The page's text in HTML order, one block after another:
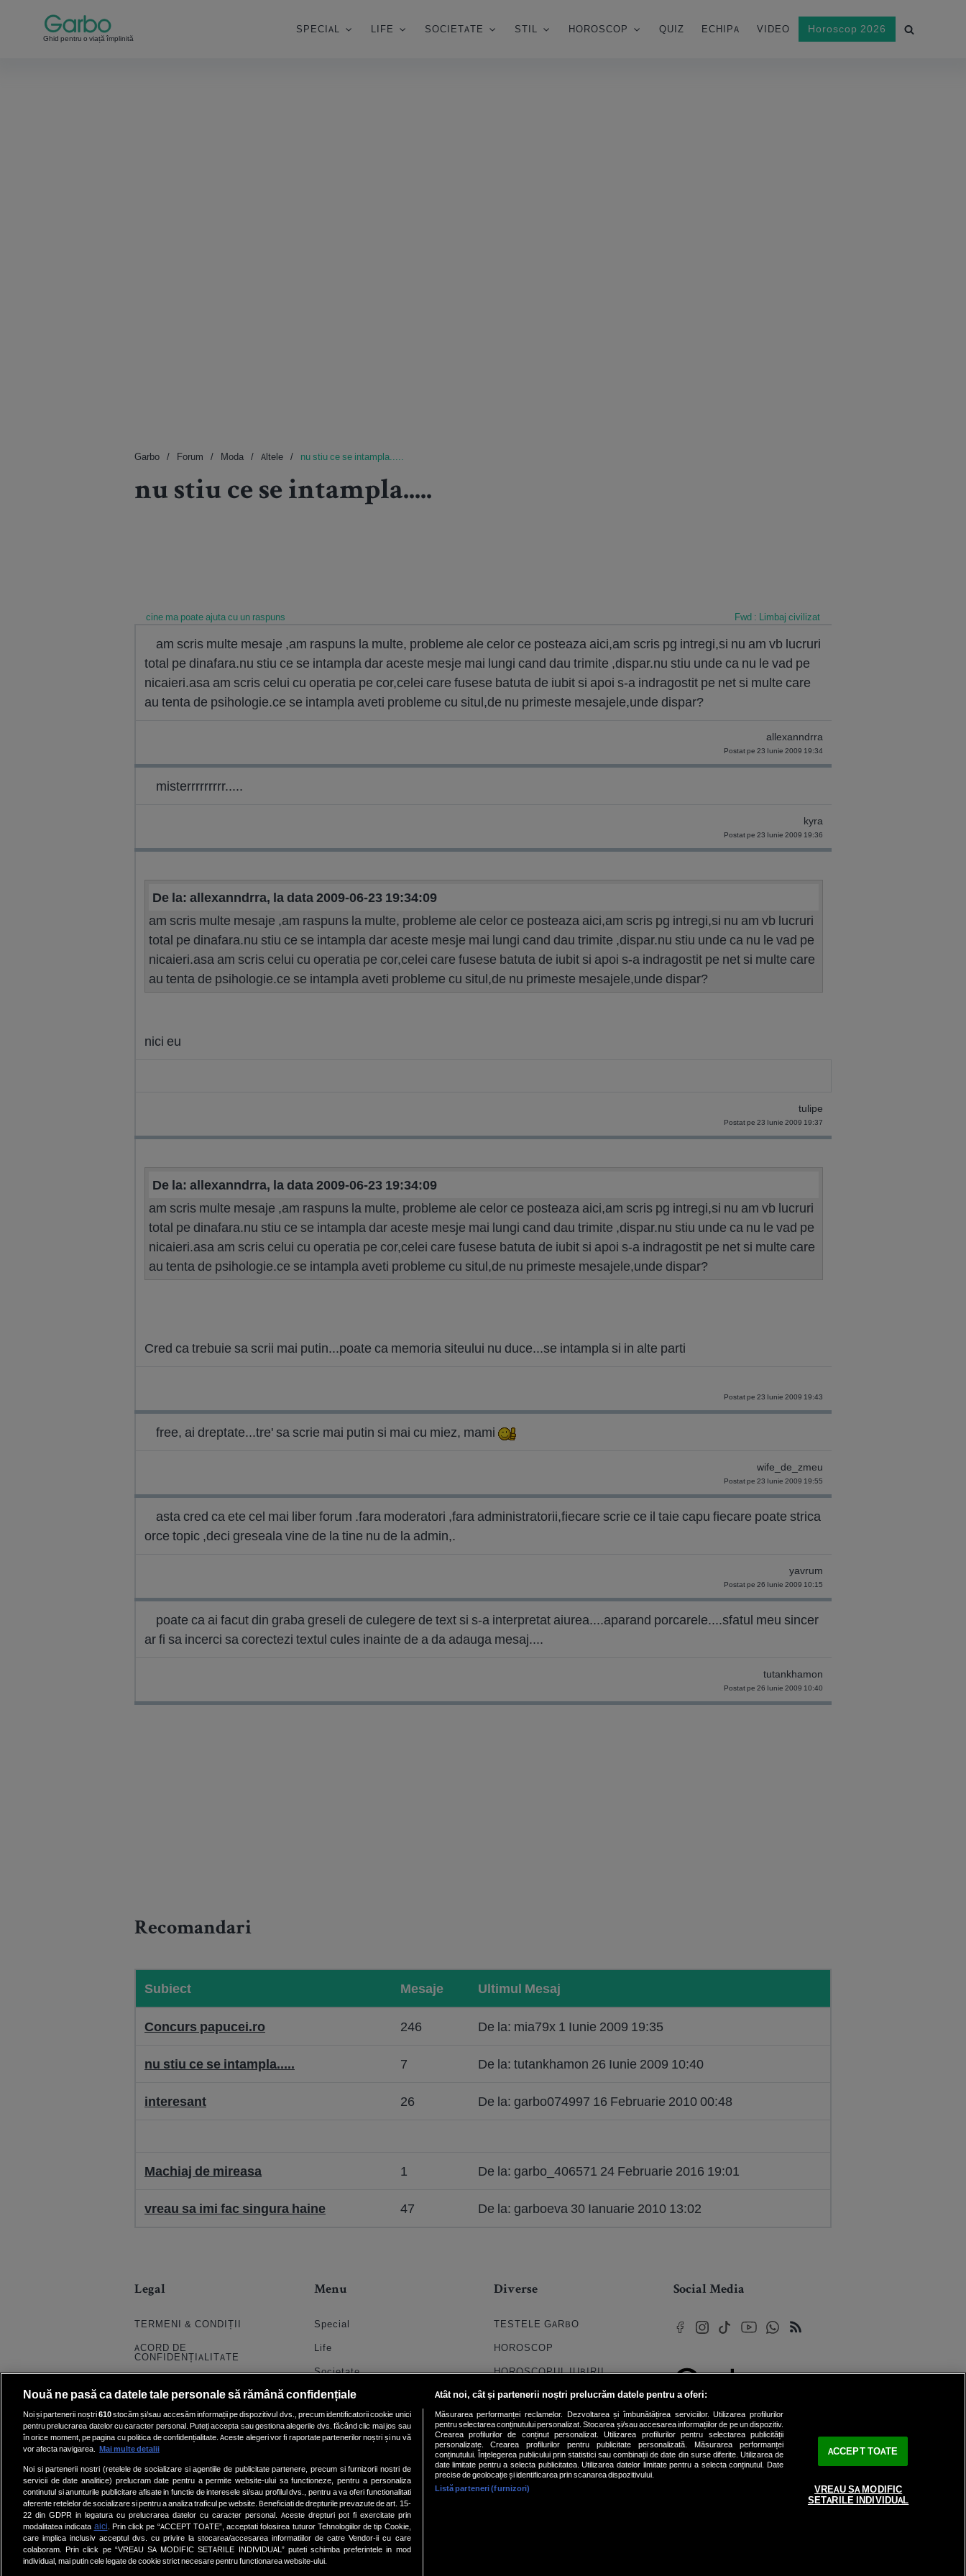
Ghid pentru o viață împlinită
SPECIAL LIFE SOCIETATE STIL HOROSCOP QUIZ ECHIPA VIDEO Horoscop 2026
Garbo Forum Moda Altele nu stiu ce se intampla.....
nu stiu ce se intampla.....
cine ma poate ajuta cu un raspuns Fwd : Limbaj civilizat
am scris multe mesaje ,am raspuns la multe, probleme ale celor ce posteaza aici,am scris pg intregi,si nu am vb lucruri
total pe dinafara.nu stiu ce se intampla dar aceste mesje mai lungi cand dau trimite ,dispar.nu stiu unde ca nu le vad pe
nicaieri.asa am scris celui cu operatia pe cor,celei care fusese batuta de iubit si apoi s-a indragostit pe net si multe care
au tenta de psihologie.ce se intampla aveti probleme cu situl,de nu primeste mesajele,unde dispar?
allexanndrra
Postat pe 23 Iunie 2009 19:34
misterrrrrrrrr.....
kyra
Postat pe 23 Iunie 2009 19:36
De la: allexanndrra, la data 2009-06-23 19:34:09
am scris multe mesaje ,am raspuns la multe, probleme ale celor ce posteaza aici,am scris pg intregi,si nu am vb lucruri
total pe dinafara.nu stiu ce se intampla dar aceste mesje mai lungi cand dau trimite ,dispar.nu stiu unde ca nu le vad pe
nicaieri.asa am scris celui cu operatia pe cor,celei care fusese batuta de iubit si apoi s-a indragostit pe net si multe care
au tenta de psihologie.ce se intampla aveti probleme cu situl,de nu primeste mesajele,unde dispar?
nici eu
tulipe
Postat pe 23 Iunie 2009 19:37
De la: allexanndrra, la data 2009-06-23 19:34:09
am scris multe mesaje ,am raspuns la multe, probleme ale celor ce posteaza aici,am scris pg intregi,si nu am vb lucruri
total pe dinafara.nu stiu ce se intampla dar aceste mesje mai lungi cand dau trimite ,dispar.nu stiu unde ca nu le vad pe
nicaieri.asa am scris celui cu operatia pe cor,celei care fusese batuta de iubit si apoi s-a indragostit pe net si multe care
au tenta de psihologie.ce se intampla aveti probleme cu situl,de nu primeste mesajele,unde dispar?
Cred ca trebuie sa scrii mai putin...poate ca memoria siteului nu duce...se intampla si in alte parti
Postat pe 23 Iunie 2009 19:43
free, ai dreptate...tre' sa scrie mai putin si mai cu miez, mami
wife_de_zmeu
Postat pe 23 Iunie 2009 19:55
asta cred ca ete cel mai liber forum .fara moderatori ,fara administratorii,fiecare scrie ce il taie capu fiecare poate strica
orce topic ,deci greseala vine de la tine nu de la admin,.
yavrum
Postat pe 26 Iunie 2009 10:15
poate ca ai facut din graba greseli de culegere de text si s-a interpretat aiurea....aparand porcarele....sfatul meu sincer
ar fi sa incerci sa corectezi textul cules inainte de a da adauga mesaj....
tutankhamon
Postat pe 26 Iunie 2009 10:40
Recomandari
Subiect Mesaje Ultimul Mesaj
Concurs papucei.ro 246 De la: mia79x 1 Iunie 2009 19:35
nu stiu ce se intampla..... 7 De la: tutankhamon 26 Iunie 2009 10:40
interesant 26 De la: garbo074997 16 Februarie 2010 00:48
Machiaj de mireasa 1 De la: garbo_406571 24 Februarie 2016 19:01
vreau sa imi fac singura haine 47 De la: garboeva 30 Ianuarie 2010 13:02
Legal
TERMENI & CONDIȚII
ACORD DE
CONFIDENȚIALITATE
PRELUCRAREA DATELOR
CONTACT
SETĂRI COOKIE
Menu
Special
Life
Societate
Stil
Horoscop
Quiz
Echipa
Video
Diverse
TESTELE GARBO
HOROSCOP
HOROSCOPUL IUBIRII
FORUMURI
TRATAMENTE NATURISTE
DICTIONARE NUME
Social Media
Toate drepturile rezervate
Nouă ne pasă ca datele tale personale să rămână confidențiale
Noi și partenerii noștri610stocăm și/sau accesăm informații pe dispozitivul dvs., precum identificatorii cookie unici
pentru prelucrarea datelor cu caracter personal. Puteți accepta sau gestiona alegerile dvs. făcând clic mai jos sau
în orice moment, pe pagina cu politica de confidențialitate. Aceste alegeri vor fi raportate partenerilor noștri și nu vă
vor afecta navigarea. Mai multe detalii
Noi si partenerii nostri (retelele de socializare si agentiile de publicitate partenere, precum si furnizorii nostri de
servicii de date analitice) prelucram date pentru a permite website-ului sa functioneze, pentru a personaliza
continutul si anunturile publicitare afisate in functie de interesele si/sau profilul dvs., pentru a va oferi functionalitati
aferente retelelor de socializare si pentru a analiza traficul pe website. Beneficiati de drepturile prevazute de art. 15-
22 din GDPR in legatura cu prelucrarea datelor cu caracter personal. Aceste drepturi pot fi exercitate prin
modalitatea indicata aici . Prin click pe “ACCEPT TOATE”, acceptati folosirea tuturor Tehnologiilor de tip Cookie,
care implica inclusiv acceptul dvs. cu privire la stocarea/accesarea informatiilor de catre Vendor-ii cu care
colaboram. Prin click pe “VREAU SA MODIFIC SETARILE INDIVIDUAL” puteti schimba preferintele in mod
individual, mai putin cele legate de cookie strict necesare pentru functionarea website-ului.
Atât noi, cât și partenerii noștri prelucrăm datele pentru a oferi:
Măsurarea performanței reclamelor. Dezvoltarea și îmbunătățirea serviciilor. Utilizarea profilurilor
pentru selectarea conținutului personalizat. Stocarea și/sau accesarea informațiilor de pe un dispozitiv.
Crearea profilurilor de conținut personalizat. Utilizarea profilurilor pentru selectarea publicității
personalizate. Crearea profilurilor pentru publicitate personalizată. Măsurarea performanței
conținutului. Înțelegerea publicului prin statistici sau combinații de date din surse diferite. Utilizarea de
date limitate pentru a selecta publicitatea. Utilizarea datelor limitate pentru a selecta conținutul. Date
precise de geolocație și identificarea prin scanarea dispozitivului.
Listă parteneri (furnizori)
ACCEPT TOATE
VREAU SA MODIFIC
SETARILE INDIVIDUAL